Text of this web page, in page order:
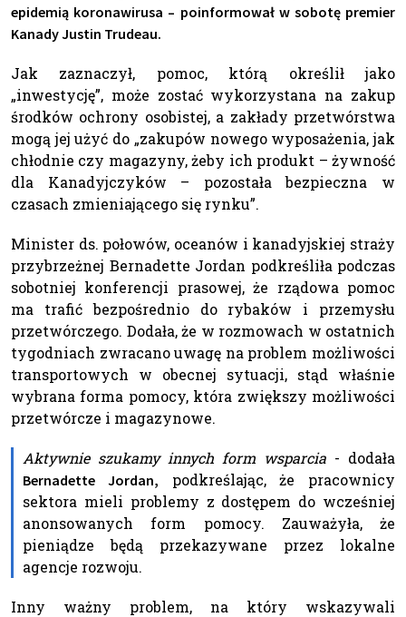
epidemią koronawirusa – poinformował w sobotę premier
Kanady Justin Trudeau.
Jak zaznaczył, pomoc, którą określił jako
„inwestycję”, może zostać wykorzystana na zakup
środków ochrony osobistej, a zakłady przetwórstwa
mogą jej użyć do „zakupów nowego wyposażenia, jak
chłodnie czy magazyny, żeby ich produkt – żywność
dla Kanadyjczyków – pozostała bezpieczna w
czasach zmieniającego się rynku”.
Minister ds. połowów, oceanów i kanadyjskiej straży
przybrzeżnej Bernadette Jordan podkreśliła podczas
sobotniej konferencji prasowej, że rządowa pomoc
ma trafić bezpośrednio do rybaków i przemysłu
przetwórczego. Dodała, że w rozmowach w ostatnich
tygodniach zwracano uwagę na problem możliwości
transportowych w obecnej sytuacji, stąd właśnie
wybrana forma pomocy, która zwiększy możliwości
przetwórcze i magazynowe.
Aktywnie szukamy innych form wsparcia - dodała
Bernadette Jordan, podkreślając, że pracownicy
sektora mieli problemy z dostępem do wcześniej
anonsowanych form pomocy. Zauważyła, że
pieniądze będą przekazywane przez lokalne
agencje rozwoju.
Inny ważny problem, na który wskazywali